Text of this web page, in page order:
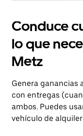
Conduce
lo que
Metz
Genera ganancias
con entregas
ambos. Puedes
vehículo de